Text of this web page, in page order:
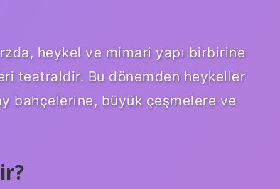
heykel ve mimari yapı birbirine
teatraldir. Bu dönemden heykeller
bahçelerine, büyük çeşmelere ve